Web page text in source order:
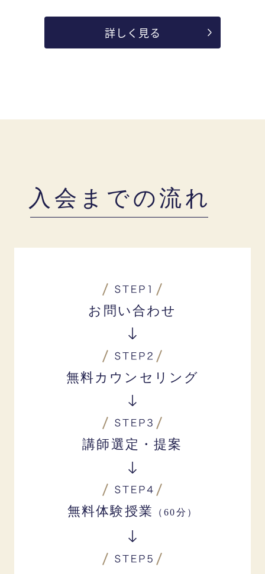
詳しく見る
入会までの流れ
お問い合わせ
無料カウンセリング
講師選定・提案
無料体験授業 （60分）